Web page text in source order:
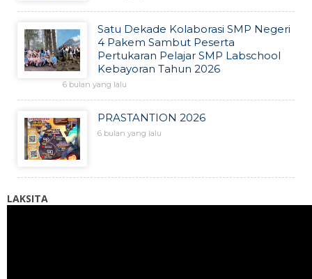
Satu Dekade Kolaborasi SMP Negeri
4 Pakem Sambut Peserta
Pertukaran Pelajar SMP Labschool
Kebayoran Tahun 2026
6 bulan yang lalu
PRASTANTION 2026
6 bulan yang lalu
LAKSITA